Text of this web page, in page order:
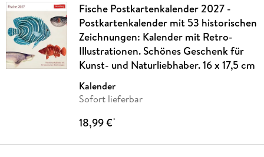
Fische Postkartenkalender 2027 -
Postkartenkalender mit 53 historischen
Zeichnungen: Kalender mit Retro-
Illustrationen. Schönes Geschenk für
Kunst- und Naturliebhaber. 16 x 17,5 cm
Kalender
Sofort lieferbar
18,99 €*